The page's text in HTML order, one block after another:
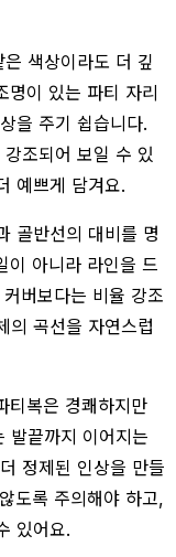
색상이라도 더 깊
명이 있는 파티 자리
을 주기 쉽습니다.
조되어 보일 수 있
예쁘게 담겨요.
골반선의 대비를 명
이 아니라 라인을 드
버보다는 비율 강조
의 곡선을 자연스럽
티복은 경쾌하지만
발끝까지 이어지는
정제된 인상을 만들
도록 주의해야 하고,
있어요.